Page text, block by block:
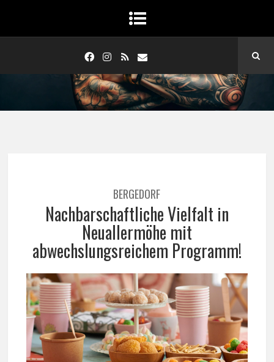
BERGEDORF
Nachbarschaftliche Vielfalt in
Neuallermöhe mit
abwechslungsreichem Programm!